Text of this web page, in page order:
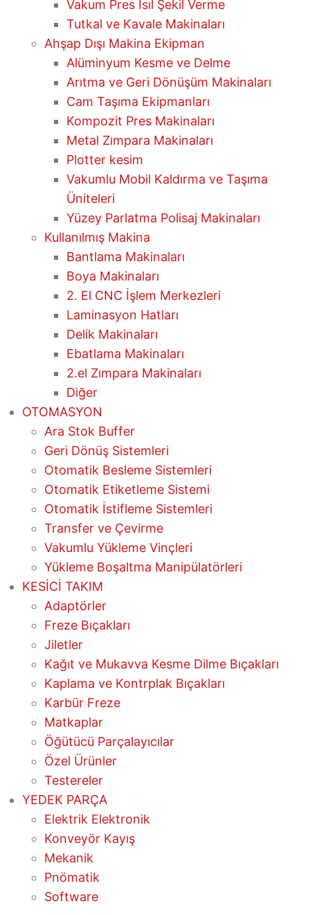
Vakum Pres Isıl Şekil Verme
Tutkal ve Kavale Makinaları
Ahşap Dışı Makina Ekipman
Alüminyum Kesme ve Delme
Arıtma ve Geri Dönüşüm Makinaları
Cam Taşıma Ekipmanları
Kompozit Pres Makinaları
Metal Zımpara Makinaları
Plotter kesim
Vakumlu Mobil Kaldırma ve Taşıma
Üniteleri
Yüzey Parlatma Polisaj Makinaları
Kullanılmış Makina
Bantlama Makinaları
Boya Makinaları
2. El CNC İşlem Merkezleri
Laminasyon Hatları
Delik Makinaları
Ebatlama Makinaları
2.el Zımpara Makinaları
Diğer
OTOMASYON
Ara Stok Buffer
Geri Dönüş Sistemleri
Otomatik Besleme Sistemleri
Otomatik Etiketleme Sistemi
Otomatik İstifleme Sistemleri
Transfer ve Çevirme
Vakumlu Yükleme Vinçleri
Yükleme Boşaltma Manipülatörleri
KESİCİ TAKIM
Adaptörler
Freze Bıçakları
Jiletler
Kağıt ve Mukavva Kesme Dilme Bıçakları
Kaplama ve Kontrplak Bıçakları
Karbür Freze
Matkaplar
Öğütücü Parçalayıcılar
Özel Ürünler
Testereler
YEDEK PARÇA
Elektrik Elektronik
Konveyör Kayış
Mekanik
Pnömatik
Software